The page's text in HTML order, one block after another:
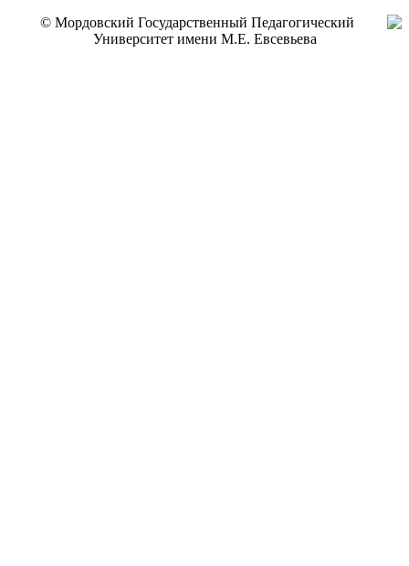
© Мордовский Государственный Педагогический
Университет имени М.Е. Евсевьева